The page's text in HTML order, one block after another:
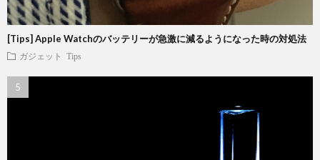
[Tips] Apple Watchのバッテリーが急激に減るようになった時の対処法
ガジェット Tips